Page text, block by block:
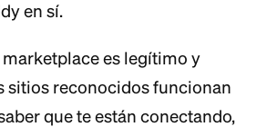
en sí.
marketplace es legítimo y
sitios reconocidos funcionan
que te están conectando,